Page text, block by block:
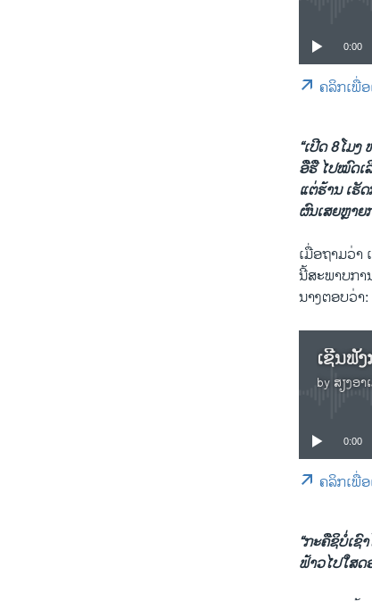
0:00
ຄລິກເພື່
“ເປີດ 8ໂມ
ອືຮື ໄປໝົດເ
ແຕ່ຮ້ານ ເຮັ
ຜົນເສຍຫຼາຍ
ເມື່ອຖາມວ່າ
ນີ້ສະພາບກາ
ນາງຕອບວ່າ:
ເຊີນຟັ
by ສຽງອ
0:00
ຄລິກເພື່
“ກະຄືຊິບໍ່ເຊົ
ຟ້າວໄປໃສດ